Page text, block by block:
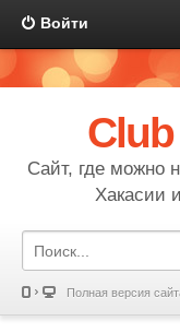
Войти
Сайт, где можно
Хакасии
Полная версия